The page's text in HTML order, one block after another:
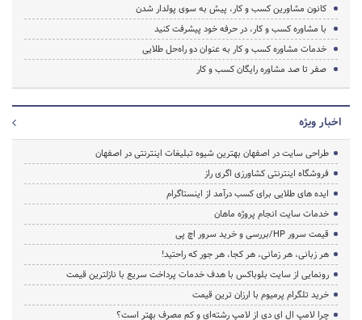
کانون مشاورین کسب و کار، پیش به سوی پولدار شدن
با مشاوره کسب و کار،‌ در حرفه خود پیشرفت کنید
خدمات مشاوره کسب و کار به عنوان دو راه‌حل طلایی
صفر تا صد مشاوره رایگان کسب و کار
اخبار ویژه
طراحی سایت در اصفهان بهترین شیوه تبلیغات اینترنتی در اصفهان
فروشگاه اینترنتی کشاورزی اگری راز
ایده های طلایی برای کسب درآمد از اینستاگرام
خدمات سایت انجام پروژه ماهان
قیمت سرور HP/بررسی و خرید سرور اچ پی
هر زبانی، هر زمانی، هر کجا، هر جور که راحتید!
رونمایی از سایت بلوباکس با هدف خدمات پرداخت سریع با نازلترین قیمت
خرید تلگرام پرمیوم با ارزان ترین قیمت
چرا لامپ ال ای دی از لامپ رشته‌ای و کم مصرف بهتر است؟